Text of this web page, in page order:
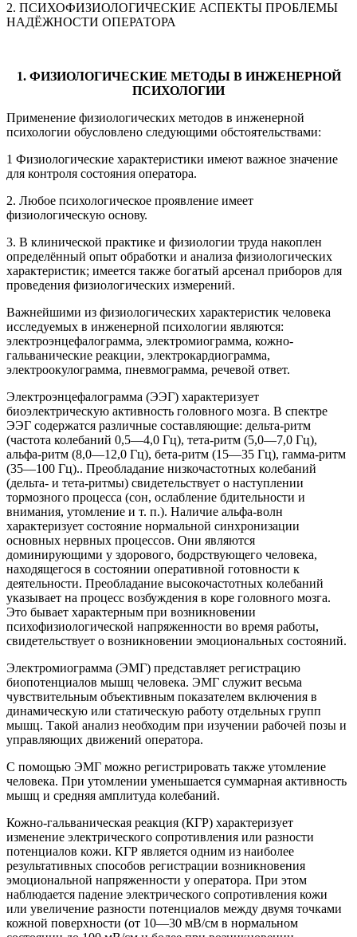
2. ПСИХОФИЗИОЛОГИЧЕСКИЕ АСПЕКТЫ ПРОБЛЕМЫ
НАДЁЖНОСТИ ОПЕРАТОРА
1. ФИЗИОЛОГИЧЕСКИЕ МЕТОДЫ В ИНЖЕНЕРНОЙ
ПСИХОЛОГИИ
Применение физиологических методов в инженерной
психологии обусловлено следующими обстоятельствами:
1 Физиологические характеристики имеют важное значение
для контроля состояния оператора.
2. Любое психологическое проявление имеет
физиологическую основу.
3. В клинической практике и физиологии труда накоплен
определённый опыт обработки и анализа физиологических
характеристик; имеется также богатый арсенал приборов для
проведения физиологических измерений.
Важнейшими из физиологических характеристик человека
исследуемых в инженерной психологии являются:
электроэнцефалограмма, электромиограмма, кожно-
гальванические реакции, электрокардиограмма,
электроокулограмма, пневмограмма, речевой ответ.
Электроэнцефалограмма (ЭЭГ) характеризует
биоэлектрическую активность головного мозга. В спектре
ЭЭГ содержатся различные составляющие: дельта-ритм
(частота колебаний 0,5—4,0 Гц), тета-ритм (5,0—7,0 Гц),
альфа-ритм (8,0—12,0 Гц), бета-ритм (15—35 Гц), гамма-ритм
(35—100 Гц).. Преобладание низкочастотных колебаний
(дельта- и тета-ритмы) свидетельствует о наступлении
тормозного процесса (сон, ослабление бдительности и
внимания, утомление и т. п.). Наличие альфа-волн
характеризует состояние нормальной синхронизации
основных нервных процессов. Они являются
доминирующими у здорового, бодрствующего человека,
находящегося в состоянии оперативной готовности к
деятельности. Преобладание высокочастотных колебаний
указывает на процесс возбуждения в коре головного мозга.
Это бывает характерным при возникновении
психофизиологической напряженности во время работы,
свидетельствует о возникновении эмоциональных состояний.
Электромиограмма (ЭМГ) представляет регистрацию
биопотенциалов мышц человека. ЭМГ служит весьма
чувствительным объективным показателем включения в
динамическую или статическую работу отдельных групп
мышц. Такой анализ необходим при изучении рабочей позы и
управляющих движений оператора.
С помощью ЭМГ можно регистрировать также утомление
человека. При утомлении уменьшается суммарная активность
мышц и средняя амплитуда колебаний.
Кожно-гальваническая реакция (КГР) характеризует
изменение электрического сопротивления или разности
потенциалов кожи. КГР является одним из наиболее
результативных способов регистрации возникновения
эмоциональной напряженности у оператора. При этом
наблюдается падение электрического сопротивления кожи
или увеличение разности потенциалов между двумя точками
кожной поверхности (от 10—30 мВ/см в нормальном